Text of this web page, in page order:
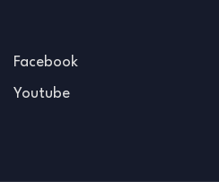
Facebook
Youtube